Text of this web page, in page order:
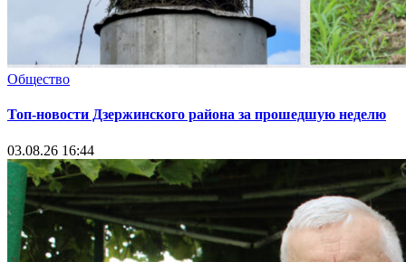
Общество
Топ-новости Дзержинского района за прошедшую неделю
03.08.26 16:44